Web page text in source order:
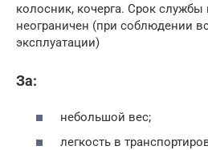
колосник, кочерга. Срок службы
неограничен (при соблюдении
эксплуатации)
За:
небольшой вес;
легкость в